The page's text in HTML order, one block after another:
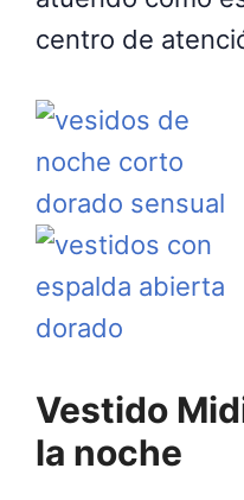
centro de
Vestido
la noche